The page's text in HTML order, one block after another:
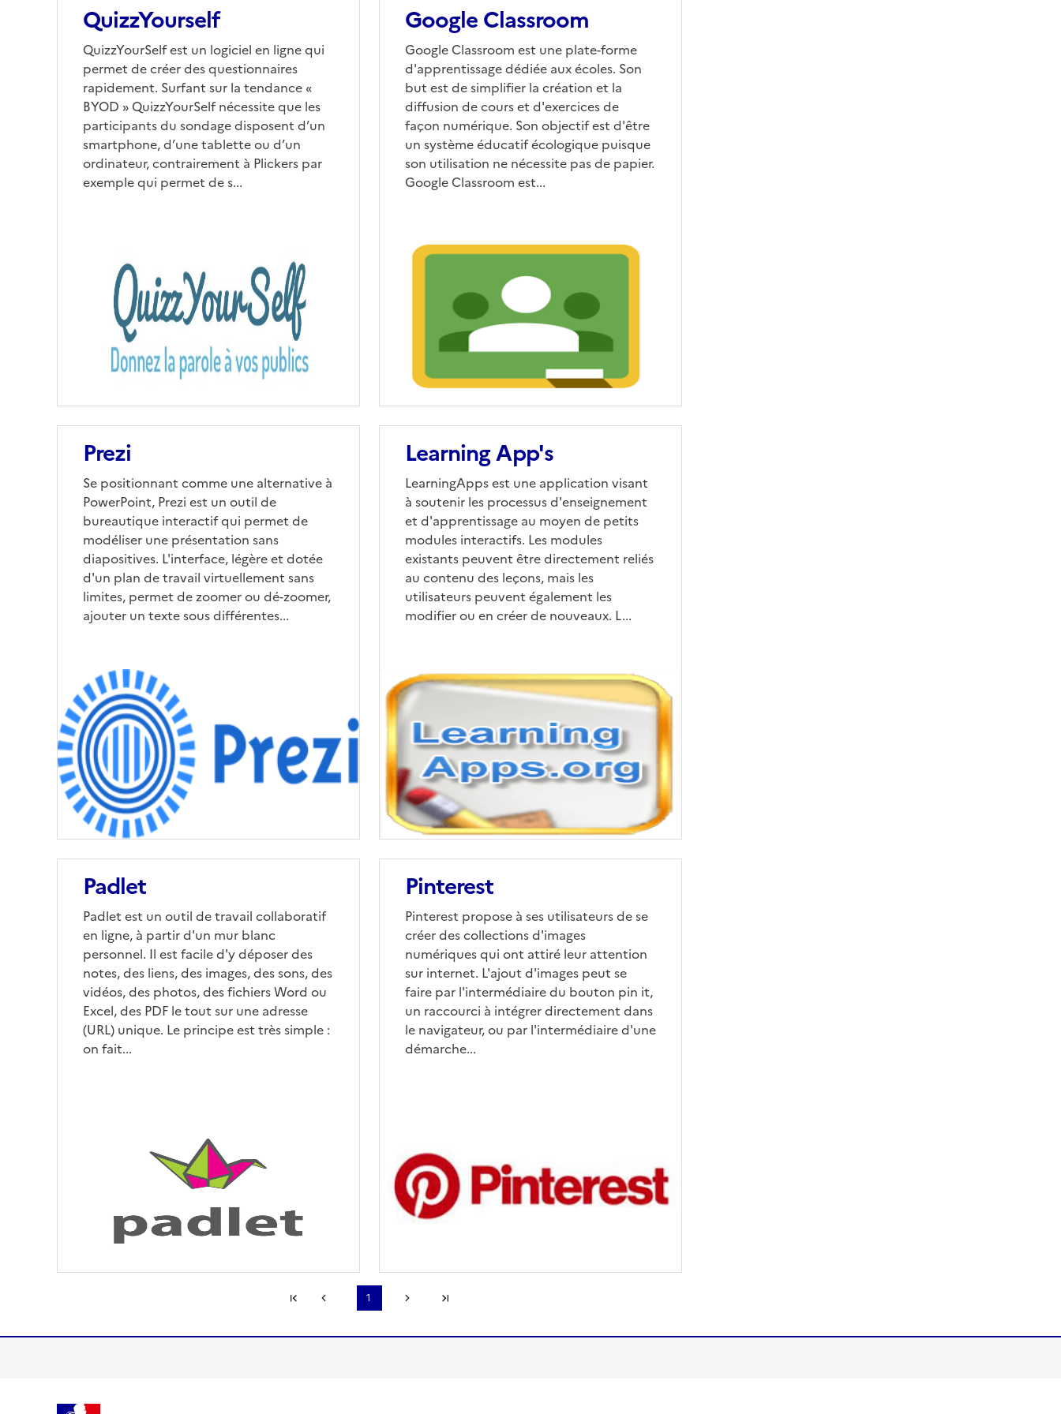
QuizzYourself
QuizzYourSelf est un logiciel en ligne qui
permet de créer des questionnaires
rapidement. Surfant sur la tendance «
BYOD » QuizzYourSelf nécessite que les
participants du sondage disposent d’un
smartphone, d’une tablette ou d’un
ordinateur, contrairement à Plickers par
exemple qui permet de s...
Google Classroom
Google Classroom est une plate-forme
d'apprentissage dédiée aux écoles. Son
but est de simplifier la création et la
diffusion de cours et d'exercices de
façon numérique. Son objectif est d'être
un système éducatif écologique puisque
son utilisation ne nécessite pas de papier.
Google Classroom est...
Prezi
Se positionnant comme une alternative à
PowerPoint, Prezi est un outil de
bureautique interactif qui permet de
modéliser une présentation sans
diapositives. L'interface, légère et dotée
d'un plan de travail virtuellement sans
limites, permet de zoomer ou dé-zoomer,
ajouter un texte sous différentes...
Learning App's
LearningApps est une application visant
à soutenir les processus d'enseignement
et d'apprentissage au moyen de petits
modules interactifs. Les modules
existants peuvent être directement reliés
au contenu des leçons, mais les
utilisateurs peuvent également les
modifier ou en créer de nouveaux. L...
Padlet
Padlet est un outil de travail collaboratif
en ligne, à partir d'un mur blanc
personnel. Il est facile d'y déposer des
notes, des liens, des images, des sons, des
vidéos, des photos, des fichiers Word ou
Excel, des PDF le tout sur une adresse
(URL) unique. Le principe est très simple :
on fait...
Pinterest
Pinterest propose à ses utilisateurs de se
créer des collections d'images
numériques qui ont attiré leur attention
sur internet. L'ajout d'images peut se
faire par l'intermédiaire du bouton pin it,
un raccourci à intégrer directement dans
le navigateur, ou par l'intermédiaire d'une
démarche...
Première page1
Page suivanteDernière page